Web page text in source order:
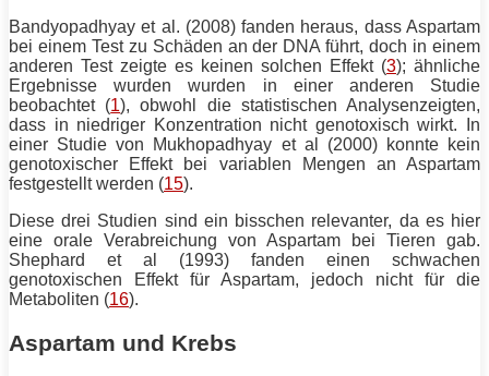
Bandyopadhyay et al. (2008) fanden heraus, dass Aspartam
bei einem Test zu Schäden an der DNA führt, doch in einem
anderen Test zeigte es keinen solchen Effekt (3); ähnliche
Ergebnisse wurden wurden in einer anderen Studie
beobachtet (1), obwohl die statistischen Analysenzeigten,
dass in niedriger Konzentration nicht genotoxisch wirkt. In
einer Studie von Mukhopadhyay et al (2000) konnte kein
genotoxischer Effekt bei variablen Mengen an Aspartam
festgestellt werden (15).
Diese drei Studien sind ein bisschen relevanter, da es hier
eine orale Verabreichung von Aspartam bei Tieren gab.
Shephard et al (1993) fanden einen schwachen
genotoxischen Effekt für Aspartam, jedoch nicht für die
Metaboliten (16).
Aspartam und Krebs